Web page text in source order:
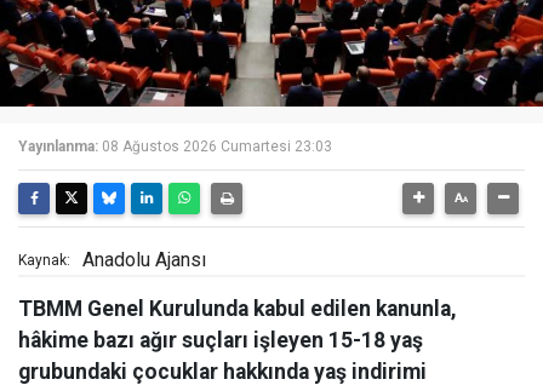
Yayınlanma: 08 Ağustos 2026 Cumartesi 23:03
Kaynak: Anadolu Ajansı
TBMM Genel Kurulunda kabul edilen kanunla,
hâkime bazı ağır suçları işleyen 15-18 yaş
grubundaki çocuklar hakkında yaş indirimi